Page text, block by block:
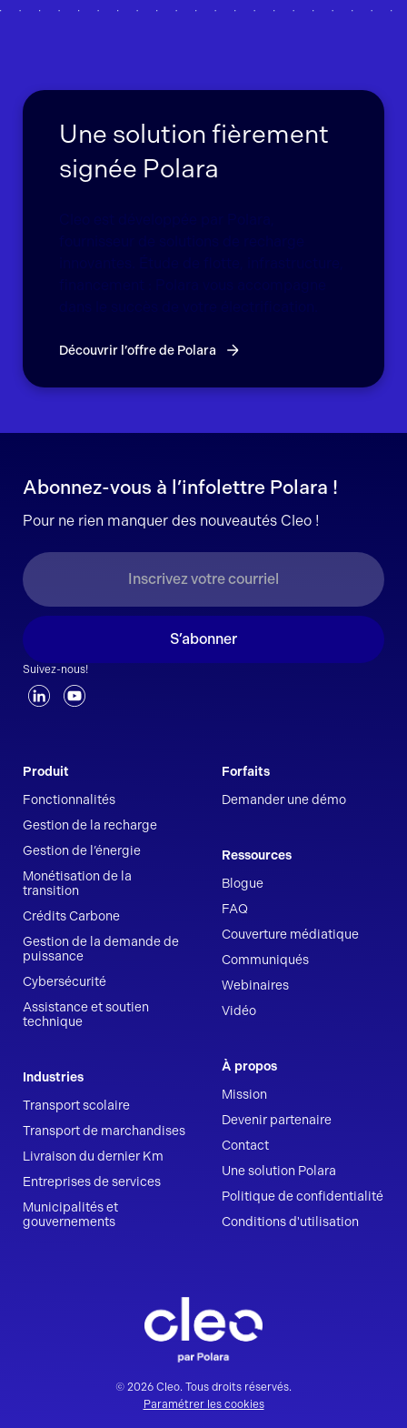
Une solution fièrement
signée Polara
Découvrir l’offre de Polara
Suivez-nous!
Abonnez-vous à l’infolettre Polara !
Pour ne rien manquer des nouveautés Cleo !
S’abonner
Produit
Fonctionnalités
Gestion de la recharge
Gestion de l’énergie
Monétisation de la
transition
Crédits Carbone
Gestion de la demande de
puissance
Cybersécurité
Assistance et soutien
technique
Industries
Transport scolaire
Transport de marchandises
Livraison du dernier Km
Entreprises de services
Municipalités et
gouvernements
Forfaits
Demander une démo
Ressources
Blogue
FAQ
Couverture médiatique
Communiqués
Webinaires
Vidéo
À propos
Mission
Devenir partenaire
Contact
Une solution Polara
Politique de confidentialité
Conditions d'utilisation
© 2026 Cleo. Tous droits réservés.
Paramétrer les cookies